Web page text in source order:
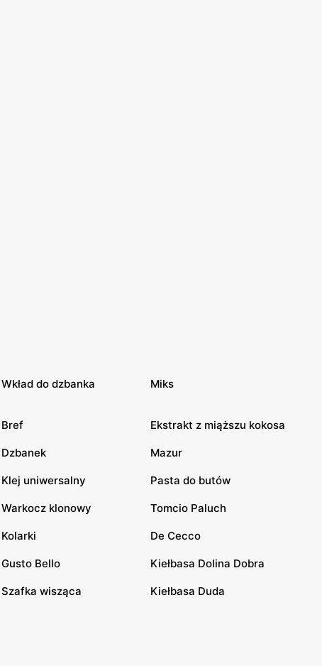
Wkład do dzbanka Miks
Bref Ekstrakt z miąższu kokosa
Dzbanek Mazur
Klej uniwersalny Pasta do butów
Warkocz klonowy Tomcio Paluch
Kolarki De Cecco
Gusto Bello Kiełbasa Dolina Dobra
Szafka wisząca Kiełbasa Duda